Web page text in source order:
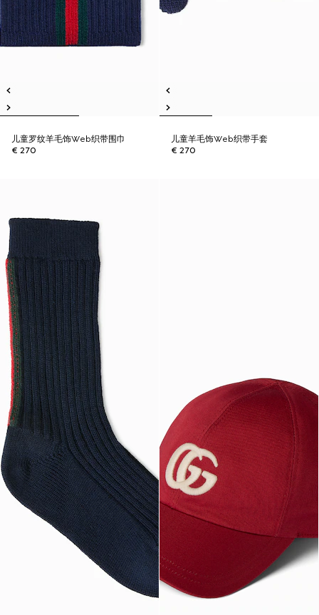
儿童罗纹羊毛饰Web织带围巾
€ 270
儿童羊毛饰Web织带手套
€ 270